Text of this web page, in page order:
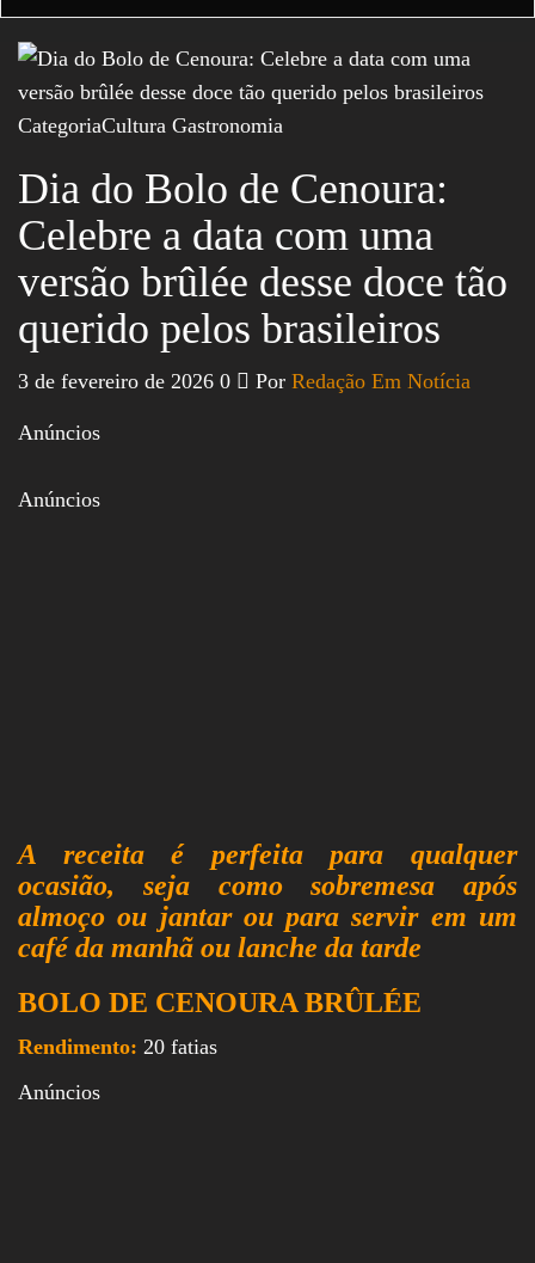
CategoriaCultura Gastronomia
Dia do Bolo de Cenoura:
Celebre a data com uma
versão brûlée desse doce tão
querido pelos brasileiros
3 de fevereiro de 2026 0 Por Redação Em Notícia
Anúncios
Anúncios
A receita é perfeita para qualquer
ocasião, seja como sobremesa após
almoço ou jantar ou para servir em um
café da manhã ou lanche da tarde
BOLO DE CENOURA BRÛLÉE
Rendimento: 20 fatias
Anúncios